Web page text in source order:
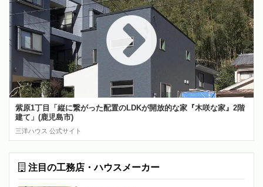
紫原1丁目「縦に繋がった配置のLDKが開放的な家『木咲な家』2階
建て」(鹿児島市)
三洋ハウス 公式サイト
注目の工務店・ハウスメーカー